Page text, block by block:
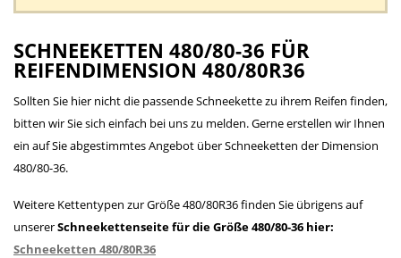
SCHNEEKETTEN 480/80-36 FÜR
REIFENDIMENSION 480/80R36
Sollten Sie hier nicht die passende Schneekette zu ihrem Reifen finden,
bitten wir Sie sich einfach bei uns zu melden. Gerne erstellen wir Ihnen
ein auf Sie abgestimmtes Angebot über Schneeketten der Dimension
480/80-36.
Weitere Kettentypen zur Größe 480/80R36 finden Sie übrigens auf
unsererSchneekettenseite für die Größe 480/80-36 hier:
Schneeketten 480/80R36